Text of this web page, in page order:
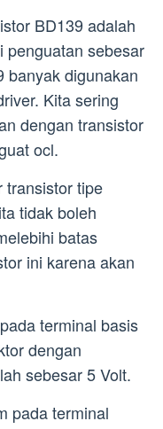
BD139 adalah
penguatan sebesar
banyak digunakan
Kita sering
dengan transistor
ocl.
transistor tipe
tidak boleh
batas
ini karena akan
terminal basis
dengan
sebesar 5 Volt.
pada terminal